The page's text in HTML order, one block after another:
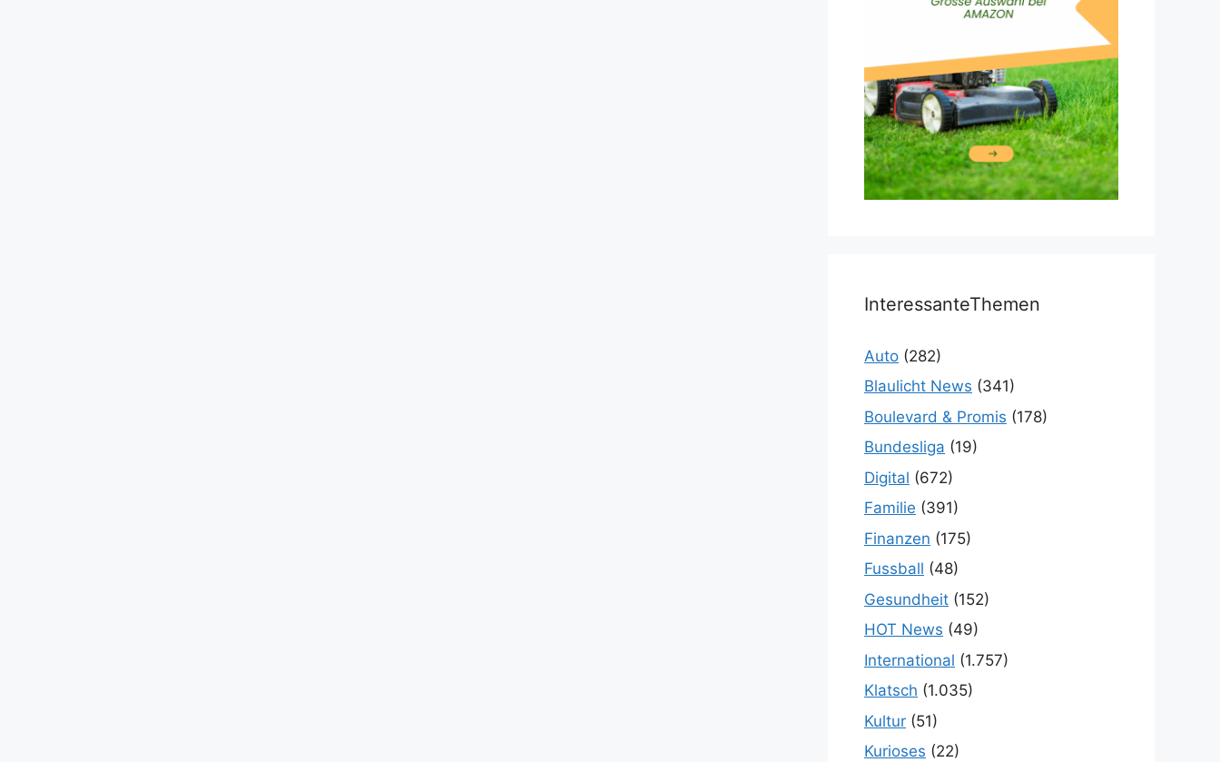
InteressanteThemen
Auto (282)
Blaulicht News (341)
Boulevard & Promis (178)
Bundesliga (19)
Digital (672)
Familie (391)
Finanzen (175)
Fussball (48)
Gesundheit (152)
HOT News (49)
International (1.757)
Klatsch (1.035)
Kultur (51)
Kurioses (22)